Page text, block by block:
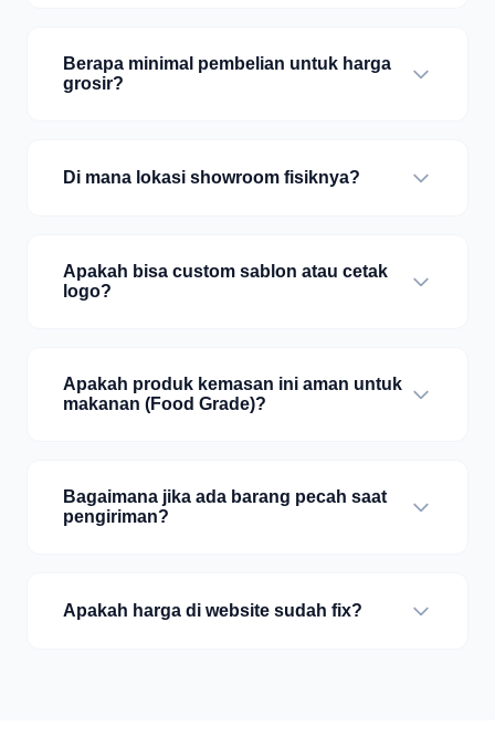
Berapa minimal pembelian untuk harga
grosir?
Di mana lokasi showroom fisiknya?
Apakah bisa custom sablon atau cetak
logo?
Apakah produk kemasan ini aman untuk
makanan (Food Grade)?
Bagaimana jika ada barang pecah saat
pengiriman?
Apakah harga di website sudah fix?